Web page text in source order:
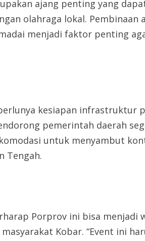
ajang penting yang
olahraga lokal.
menjadi faktor penting
kesiapan infrastruktur
pemerintah daerah
untuk menyambut
Tengah.
Porprov ini bisa menjadi
Kobar. “Event ini